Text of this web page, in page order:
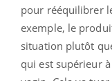
pour rééquilibrer
exemple, le
situation plutôt
qui est supérieur